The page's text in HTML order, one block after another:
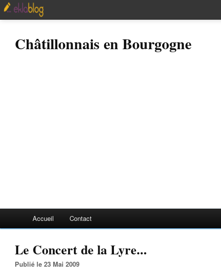
Châtillonnais en Bourgogne
Accueil Contact
Le Concert de la Lyre...
Publié le 23 Mai 2009